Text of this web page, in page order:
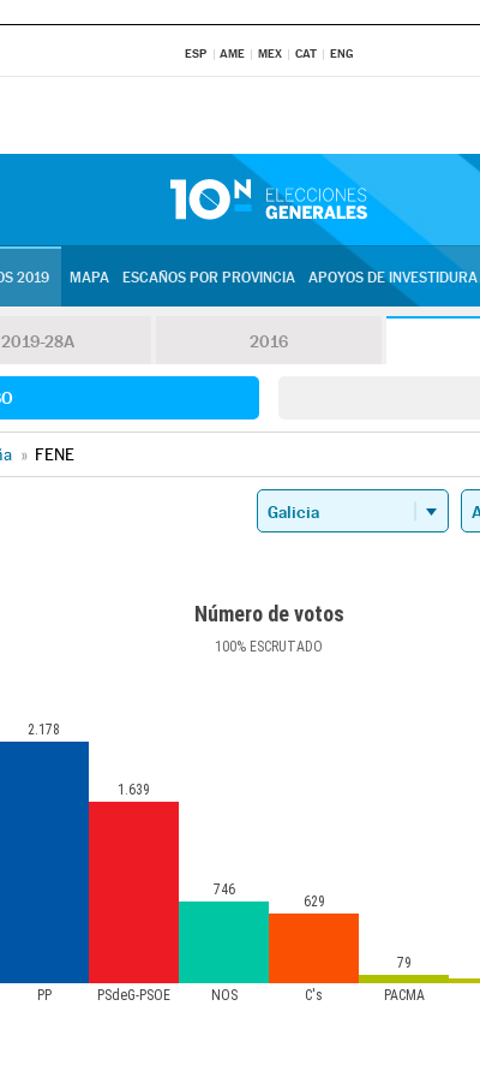
ESP AME MEX CAT ENG
2019 MAPA ESCAÑOS POR PROVINCIA APOYOS DE INVESTIDURA
2019-28A 2016
» FENE
Número de votos
100% ESCRUTADO
PP PSdeG-PSOE NÓS C's PACMA
2.178
1.639
746
629
79